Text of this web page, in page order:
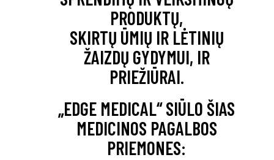
PRODUKTŲ,
SKIRTŲ ŪMIŲ IR LĖTINIŲ
ŽAIZDŲ GYDYMUI, IR
PRIEŽIŪRAI.
„EDGE MEDICAL“ SIŪLO ŠIAS
MEDICINOS PAGALBOS
PRIEMONES: